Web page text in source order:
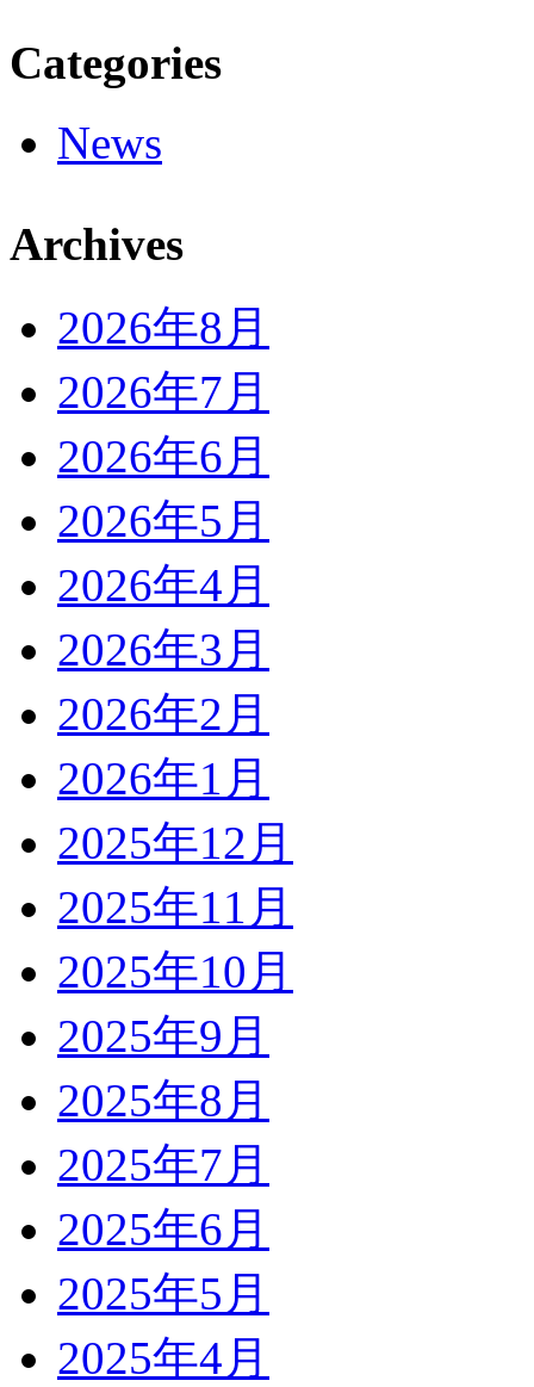
Categories
News
Archives
2026年8月
2026年7月
2026年6月
2026年5月
2026年4月
2026年3月
2026年2月
2026年1月
2025年12月
2025年11月
2025年10月
2025年9月
2025年8月
2025年7月
2025年6月
2025年5月
2025年4月